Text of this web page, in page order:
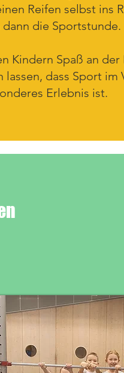
Reifen selbst ins
die Sportstunde.
Kindern Spaß an
lassen, dass Sport im
Erlebnis ist.